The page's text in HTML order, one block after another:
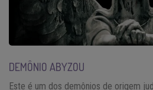
DEMÔNIO ABYZOU
Este é um dos demônios de origem